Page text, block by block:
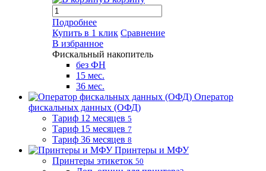
Подробнее
Купить в 1 клик Сравнение
В избранное
Фискальный накопитель
без ФН
15 мес.
36 мес.
Оператор
фискальных данных (ОФД)
Тариф 12 месяцев 5
Тариф 15 месяцев 7
Тариф 36 месяцев 8
Принтеры и МФУ
Принтеры этикеток 50